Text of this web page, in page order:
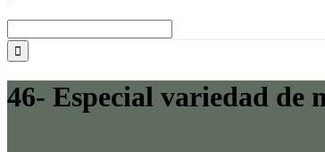
46- Especial variedad de